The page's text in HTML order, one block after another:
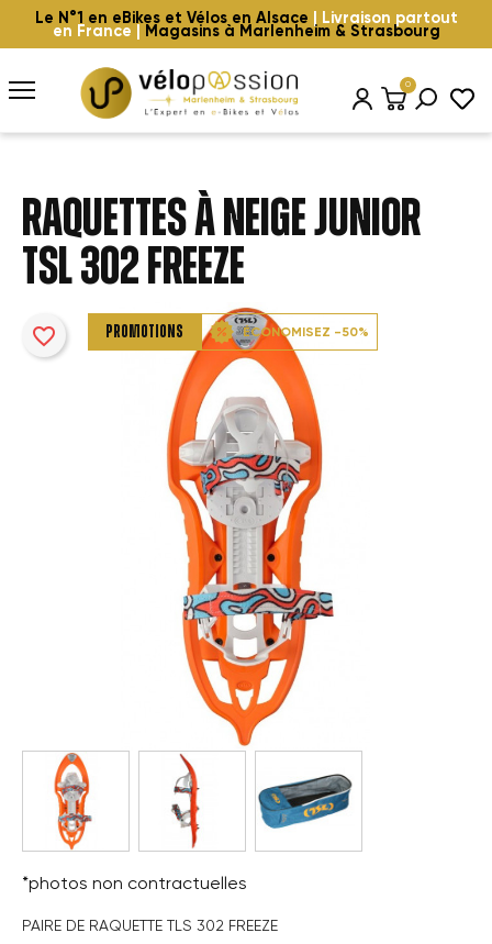
Le N°1 en eBikes et Vélos en Alsace | Livraison partout
en France | Magasins à Marlenheim & Strasbourg
0
RAQUETTES À NEIGE JUNIOR
TSL 302 FREEZE
favorite_border PROMOTIONS ÉCONOMISEZ -50%
*photos non contractuelles
PAIRE DE RAQUETTE TLS 302 FREEZE